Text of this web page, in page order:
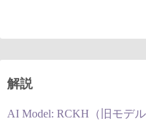
解説
AI Model: RCKH（旧モデ